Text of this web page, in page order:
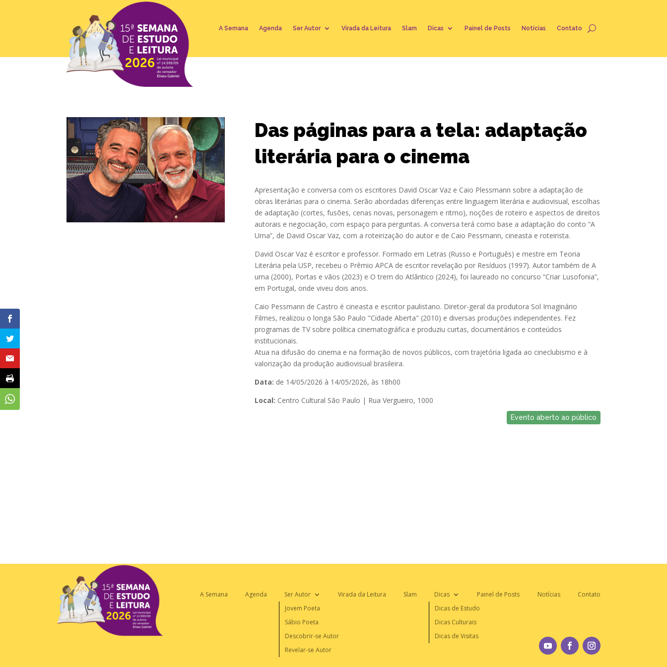
A Semana Agenda Ser Autor Virada da Leitura Slam Dicas Painel de Posts Notícias Contato
Das páginas para a tela: adaptação
literária para o cinema
Apresentação e conversa com os escritores David Oscar Vaz e Caio Plessmann sobre a adaptação de
obras literárias para o cinema. Serão abordadas diferenças entre linguagem literária e audiovisual, escolhas
de adaptação (cortes, fusões, cenas novas, personagem e ritmo), noções de roteiro e aspectos de direitos
autorais e negociação, com espaço para perguntas. A conversa terá como base a adaptação do conto “A
Urna”, de David Oscar Vaz, com a roteirização do autor e de Caio Pessmann, cineasta e roteirista.
David Oscar Vaz é escritor e professor. Formado em Letras (Russo e Português) e mestre em Teoria
Literária pela USP, recebeu o Prêmio APCA de escritor revelação por Resíduos (1997). Autor também de A
urna (2000), Portas e vãos (2023) e O trem do Atlântico (2024), foi laureado no concurso “Criar Lusofonia”,
em Portugal, onde viveu dois anos.
Caio Pessmann de Castro é cineasta e escritor paulistano. Diretor-geral da produtora Sol Imaginário
Filmes, realizou o longa São Paulo "Cidade Aberta" (2010) e diversas produções independentes. Fez
programas de TV sobre política cinematográfica e produziu curtas, documentários e conteúdos
institucionais.
Atua na difusão do cinema e na formação de novos públicos, com trajetória ligada ao cineclubismo e à
valorização da produção audiovisual brasileira.
Data: de 14/05/2026 à 14/05/2026, às 18h00
Local: Centro Cultural São Paulo | Rua Vergueiro, 1000
Evento aberto ao público
A Semana Agenda
Ser Autor
Jovem Poeta
Sábio Poeta
Descobrir-se Autor
Revelar-se Autor
Virada da Leitura Slam
Dicas
Dicas de Estudo
Dicas Culturais
Dicas de Visitas
Painel de Posts Notícias Contato